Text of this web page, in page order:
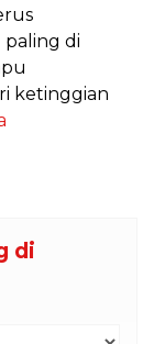
paling di
ketinggian
di